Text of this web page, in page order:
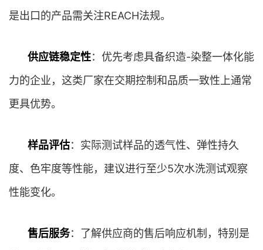
是出口的产品需关注REACH法规。
供应链稳定性：优先考虑具备织造-染整一体化能
力的企业，这类厂家在交期控制和品质一致性上通常
更具优势。
样品评估：实际测试样品的透气性、弹性持久
度、色牢度等性能，建议进行至少5次水洗测试观察
性能变化。
售后服务：了解供应商的售后响应机制，特别是